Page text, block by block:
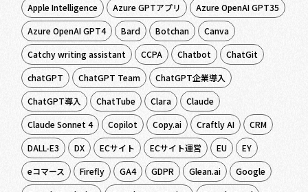
Apple Intelligence
Azure GPTアプリ
Azure OpenAI GPT35
Azure OpenAI GPT4
Bard Botchan
Canva
Catchy writing assistant
CCPA Chatbot
ChatGit
chatGPT
ChatGPT Team
ChatGPT企業導入
ChatGPT導入
ChatTube Clara
Claude
Claude Sonnet 4
Copilot Copy.ai Craftly AI
CRM
DALL-E3
DX ECサイト ECサイト運営 EU
EY
eコマース
Firefly GA4 GDPR Glean.ai
Google